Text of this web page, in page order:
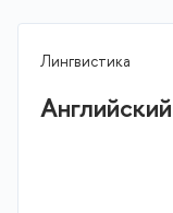
Лингвистика